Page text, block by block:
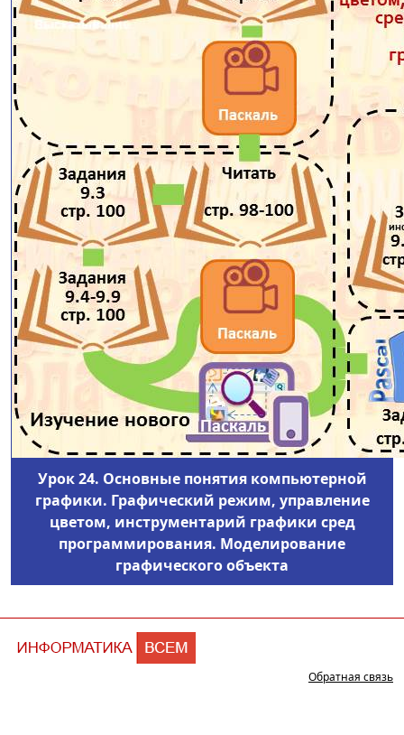
Урок 24. Основные понятия компьютерной
графики. Графический режим, управление
цветом, инструментарий графики сред
программирования. Моделирование
графического объекта
Обратная связь